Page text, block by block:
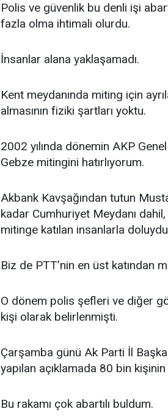
Polis ve güvenlik bu denli işi
fazla olma ihtimali olurdu.
İnsanlar alana yaklaşamadı.
Kent meydanında miting için
almasının fiziki şartları yoktu.
2002 yılında dönemin AKP
Gebze mitingini hatırlıyorum.
Akbank Kavşağından tutun
kadar Cumhuriyet Meydanı
mitinge katılan insanlarla
Biz de PTT’nin en üst katından
O dönem polis şefleri ve diğer
kişi olarak belirlenmişti.
Çarşamba günü Ak Parti İl
yapılan açıklamada 80 bin
Bu rakamı çok abartılı buldum.